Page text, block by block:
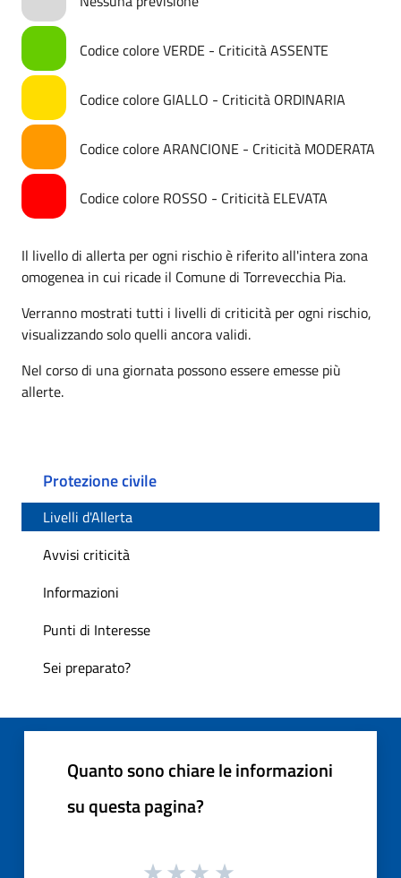
Codice colore VERDE - Criticità ASSENTE
Codice colore GIALLO - Criticità ORDINARIA
Codice colore ARANCIONE - Criticità MODERATA
Codice colore ROSSO - Criticità ELEVATA
Il livello di allerta per ogni rischio è riferito all'intera zona
omogenea in cui ricade il Comune di Torrevecchia Pia.
Verranno mostrati tutti i livelli di criticità per ogni rischio,
visualizzando solo quelli ancora validi.
Nel corso di una giornata possono essere emesse più
allerte.
Protezione civile
Livelli d'Allerta
Avvisi criticità
Informazioni
Punti di Interesse
Sei preparato?
Quanto sono chiare le informazioni
su questa pagina?